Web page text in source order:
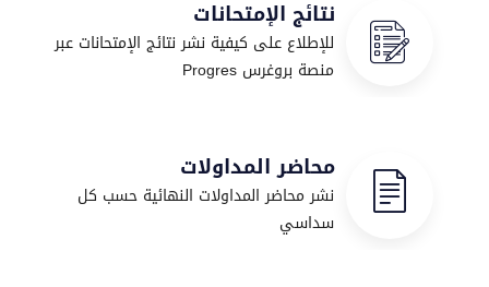
نتائج الإمتحانات
للإطلاع على كيفية نشر نتائج الإمتحانات عبر
منصة بروغرس Progres
محاضر المداولات
نشر محاضر المداولات النهائية حسب كل
سداسي